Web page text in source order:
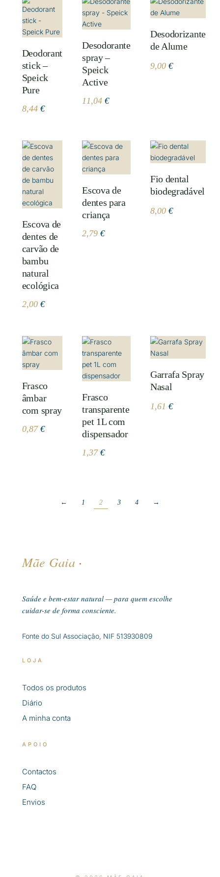
Deodorant
stick –
Speick
Pure
8,44 €
Desodorante
spray –
Speick
Active
11,04€
Desodorizante
de Alume
9,00 €
Escova de
dentes de
carvão de
bambu
natural
ecológica
2,00 €
Escova de
dentes para
criança
2,79€
Fio dental
biodegradável
8,00 €
Frasco
âmbar
com spray
0,87 €
Frasco
transparente
pet 1L com
dispensador
1,37€
Garrafa Spray
Nasal
1,61 €
← 1 2 3 4 →
Mãe Gaia ·
Saúde e bem-estar natural — para quem escolhe
cuidar-se de forma consciente.
Fonte do Sul Associação, NIF 513930809
LOJA
Todos os produtos
Diário
A minha conta
APOIO
Contactos
FAQ
Envios